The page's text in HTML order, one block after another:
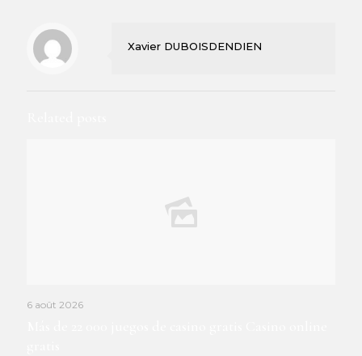
Xavier DUBOISDENDIEN
6 août 2026